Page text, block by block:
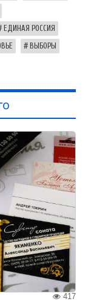
ЕДИНАЯ РОССИЯ
ВЫБОРЫ
417